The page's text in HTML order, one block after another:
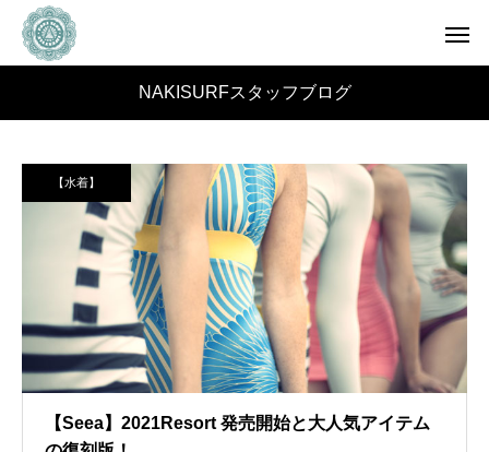
NAKISURFスタッフブログ
【水着】
【Seea】2021Resort 発売開始と大人気アイテム